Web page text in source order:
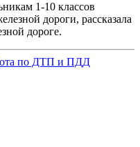
1-10 классов
дороги, рассказала
дороге.
по ДТП и ПДД